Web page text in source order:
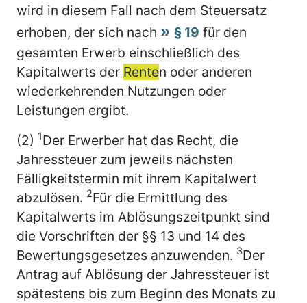
wird in diesem Fall nach dem Steuersatz
erhoben, der sich nach
§ 19 für den
gesamten Erwerb einschließlich des
Kapitalwerts der Renten oder anderen
wiederkehrenden Nutzungen oder
Leistungen ergibt.
(2) 1Der Erwerber hat das Recht, die
Jahressteuer zum jeweils nächsten
Fälligkeitstermin mit ihrem Kapitalwert
abzulösen. 2Für die Ermittlung des
Kapitalwerts im Ablösungszeitpunkt sind
die Vorschriften der §§ 13 und 14 des
Bewertungsgesetzes anzuwenden. 3Der
Antrag auf Ablösung der Jahressteuer ist
spätestens bis zum Beginn des Monats zu